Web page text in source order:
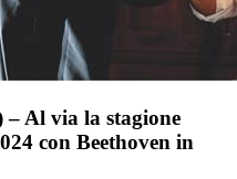
Al via la stagione
con Beethoven in